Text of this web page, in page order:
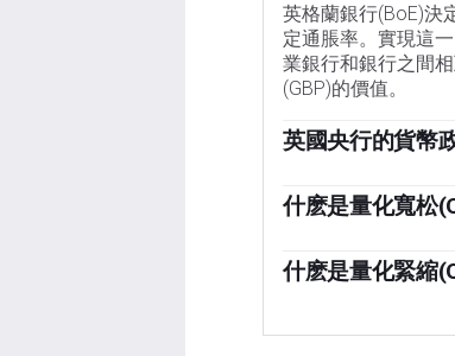
英格蘭銀行(BoE)決
定通脹率。實現這
業銀行和銀行之間
(GBP)的價值。
英國央行的貨幣
獲得信貸的成本更
降低利率以降低信
利。
什麽是量化寬松
在陷入困境的金融
貶值。
什麽是量化緊縮
英格蘭銀行(BoE)從